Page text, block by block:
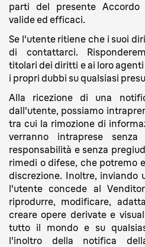
parti del presente Accordo
valide ed efficaci.
Se l'utente ritiene che i suoi
di contattarci.
titolari dei diritti e ai loro
i propri dubbi su qualsiasi
Alla ricezione di una
dall'utente, possiamo
tra cui la rimozione di
verranno intraprese
responsabilità e senza
rimedi o difese, che potremo
discrezione. Inoltre, inviando
l'utente concede al
riprodurre, modificare,
creare opere derivate e
tutto il mondo e su
l'inoltro della notifica